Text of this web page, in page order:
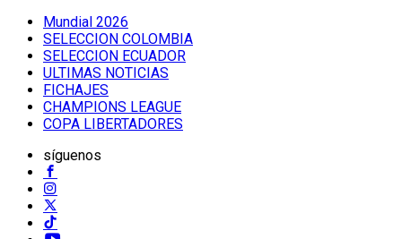
Mundial 2026
SELECCION COLOMBIA
SELECCION ECUADOR
ULTIMAS NOTICIAS
FICHAJES
CHAMPIONS LEAGUE
COPA LIBERTADORES
síguenos